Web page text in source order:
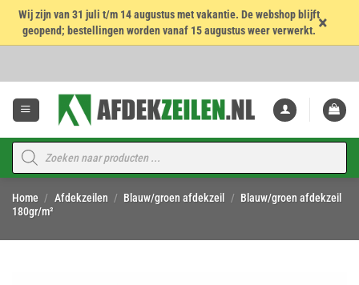
Wij zijn van 31 juli t/m 14 augustus met vakantie. De webshop blijft
geopend; bestellingen worden vanaf 15 augustus weer verwerkt. ×
Producten
zoeken
Home / Afdekzeilen / Blauw/groen afdekzeil / Blauw/groen afdekzeil
180gr/m²